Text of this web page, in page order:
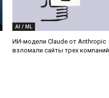
AI / ML
ИИ-модели Claude от Anthropic
взломали сайты трех компаний